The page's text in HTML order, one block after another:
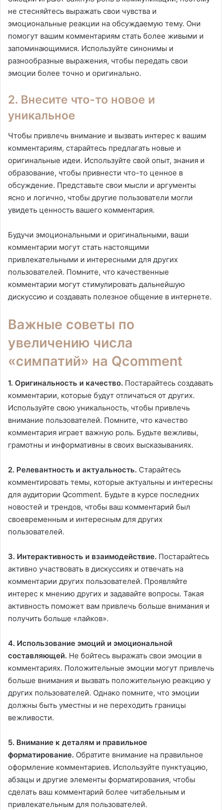
не стесняйтесь выражать свои чувства и
эмоциональные реакции на обсуждаемую тему. Они
помогут вашим комментариям стать более живыми и
запоминающимися. Используйте синонимы и
разнообразные выражения, чтобы передать свои
эмоции более точно и оригинально.
2. Внесите что-то новое и
уникальное
Чтобы привлечь внимание и вызвать интерес к вашим
комментариям, старайтесь предлагать новые и
оригинальные идеи. Используйте свой опыт, знания и
образование, чтобы привнести что-то ценное в
обсуждение. Представьте свои мысли и аргументы
ясно и логично, чтобы другие пользователи могли
увидеть ценность вашего комментария.
Будучи эмоциональными и оригинальными, ваши
комментарии могут стать настоящими
привлекательными и интересными для других
пользователей. Помните, что качественные
комментарии могут стимулировать дальнейшую
дискуссию и создавать полезное общение в интернете.
Важные советы по
увеличению числа
«симпатий» на Qcomment
1. Оригинальность и качество. Постарайтесь создавать
комментарии, которые будут отличаться от других.
Используйте свою уникальность, чтобы привлечь
внимание пользователей. Помните, что качество
комментария играет важную роль. Будьте вежливы,
грамотны и информативны в своих высказываниях.
2. Релевантность и актуальность. Старайтесь
комментировать темы, которые актуальны и интересны
для аудитории Qcomment. Будьте в курсе последних
новостей и трендов, чтобы ваш комментарий был
своевременным и интересным для других
пользователей.
3. Интерактивность и взаимодействие. Постарайтесь
активно участвовать в дискуссиях и отвечать на
комментарии других пользователей. Проявляйте
интерес к мнению других и задавайте вопросы. Такая
активность поможет вам привлечь больше внимания и
получить больше «лайков».
4. Использование эмоций и эмоциональной
составляющей. Не бойтесь выражать свои эмоции в
комментариях. Положительные эмоции могут привлечь
больше внимания и вызвать положительную реакцию у
других пользователей. Однако помните, что эмоции
должны быть уместны и не переходить границы
вежливости.
5. Внимание к деталям и правильное
форматирование. Обратите внимание на правильное
оформление комментариев. Используйте пунктуацию,
абзацы и другие элементы форматирования, чтобы
сделать ваш комментарий более читабельным и
привлекательным для пользователей.